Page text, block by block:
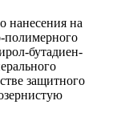
нанесения на
полимерного
бутадиен-
защитного